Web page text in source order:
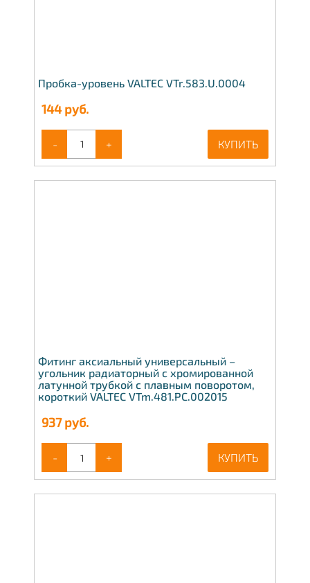
Пробка-уровень VALTEC VTr.583.U.0004
144руб.
- + КУПИТЬ
Фитинг аксиальный универсальный –
угольник радиаторный с хромированной
латунной трубкой с плавным поворотом,
короткий VALTEC VTm.481.PC.002015
937руб.
- + КУПИТЬ